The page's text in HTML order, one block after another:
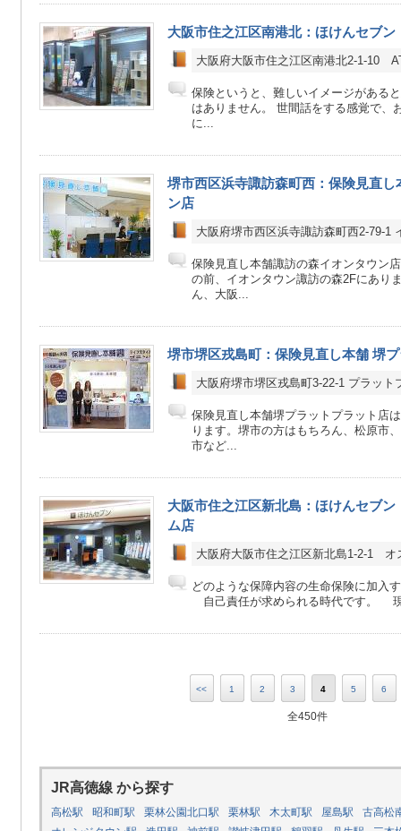
大阪市住之江区南港北：ほけんセブ
大阪府大阪市住之江区南港北2-1-10
保険というと、難しいイメージがある
はありません。 世間話をする感覚で、
に...
堺市西区浜寺諏訪森町西：保険見直
ン店
大阪府堺市西区浜寺諏訪森町西2-79-1
保険見直し本舗諏訪の森イオンタウン
の前、イオンタウン諏訪の森2Fにあり
ん、大阪...
堺市堺区戎島町：保険見直し本舗 堺
大阪府堺市堺区戎島町3-22-1 プラット
保険見直し本舗堺プラットプラット店
ります。堺市の方はもちろん、松原市
市など...
大阪市住之江区新北島：ほけんセブ
ム店
大阪府大阪市住之江区新北島1-2-1 オ
どのような保障内容の生命保険に加入
自己責任が求められる時代です。
<< 1 2 3 4 5 6
全450件
JR高徳線 から探す
高松駅 昭和町駅 栗林公園北口駅 栗林駅 木太町駅 屋島駅
古高松